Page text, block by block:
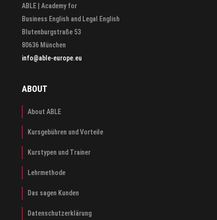
ABLE | Academy for
Business English and Legal English
Blutenburgstraße 53
80636 München
info@able-europe.eu
ABOUT
About ABLE
Kursgebühren und Vorteile
Kurstypen und Trainer
Lehrmethode
Das sagen Kunden
Datenschutzerklärung